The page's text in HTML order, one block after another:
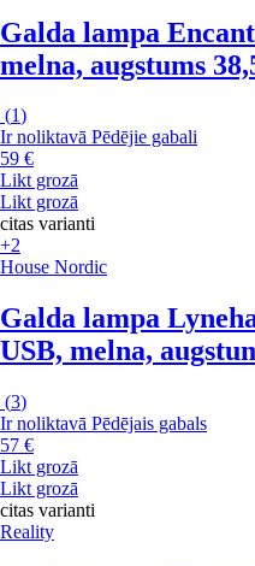
Galda lampa
melna, augstums
(1)
Ir noliktavā Pēdējie gabali
59 €
Likt grozā
Likt grozā
citas varianti
+2
House Nordic
Galda lampa
USB, melna,
(3)
Ir noliktavā Pēdējais gabals
57 €
Likt grozā
Likt grozā
citas varianti
Reality